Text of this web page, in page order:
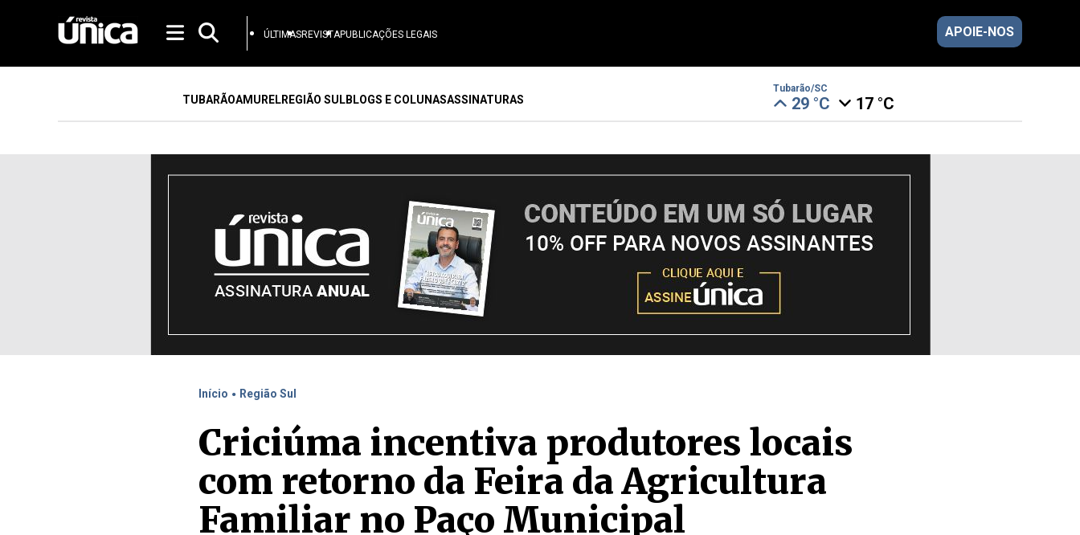
ÚLTIMASREVISTAPUBLICAÇÕES LEGAIS APOIE-NOS
TUBARÃOAMURELREGIÃO SULBLOGS E COLUNASASSINATURAS
Tubarão/SC
29 °C 17 °C
Início . Região Sul
Criciúma incentiva produtores locais
com retorno da Feira da Agricultura
Familiar no Paço Municipal